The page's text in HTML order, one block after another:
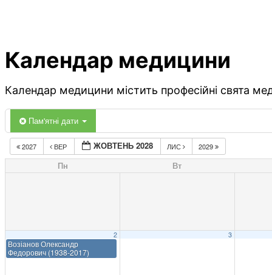
Календар медицини
Календар медицини містить професійні свята
Пам'ятні дати
2027 ВЕР ЖОВТЕНЬ 2028 ЛИС 2029
Пн Вт
2
Возіанов Олександр
Федорович (1938-2017)
3